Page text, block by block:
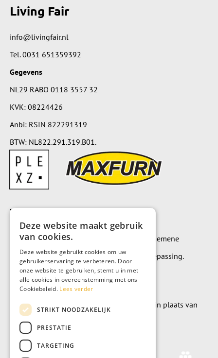
Living Fair
info@livingfair.nl
Tel.0031 651359392
Gegevens
NL29 RABO 0118 3557 32
KVK: 08224426
Anbi: RSIN 822291319
BTW: NL822.291.319.B01.
Voorwaarden
Op alle leveringen en diensten zijn onze algemene
leverings- en betalingsvoorwaarden van toepassing.
Algemene voorwaarden
Wilt u geld doneren? Dat kan uiteraard ook in plaats van
meubels te kopen.
Doneer
Deze website maakt gebruik
van cookies.
Deze website gebruikt cookies om uw
gebruikerservaring te verbeteren. Door
onze website te gebruiken, stemt u in met
alle cookies in overeenstemming met ons
Cookiebeleid. Lees verder
STRIKT NOODZAKELIJK
PRESTATIE
TARGETING